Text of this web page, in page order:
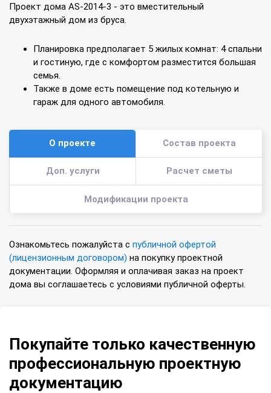
Проект дома AS-2014-3 - это вместительный
двухэтажный дом из бруса.
Планировка предполагает 5 жилых комнат: 4 спальни
и гостиную, где с комфортом разместится большая
семья.
Также в доме есть помещение под котельную и
гараж для одного автомобиля.
О проекте Состав проекта
Доп. услуги Расчет сметы
Модификации проекта
Ознакомьтесь пожалуйста с публичной офертой
(лицензионным договором) на покупку проектной
документации. Оформляя и оплачивая заказ на проект
дома вы соглашаетесь с условиями публичной оферты.
Покупайте только качественную
профессиональную проектную
документацию